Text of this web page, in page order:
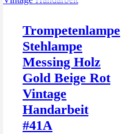
Trompetenlampe
Stehlampe
Messing Holz
Gold Beige Rot
Vintage
Handarbeit
#41A